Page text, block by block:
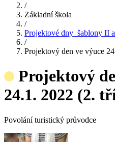
/
Základní škola
/
Projektové dny_šablony II
/
Projektový den ve výuce
Projektový
24.1. 2022 (2.
Povolání turistický průvodce